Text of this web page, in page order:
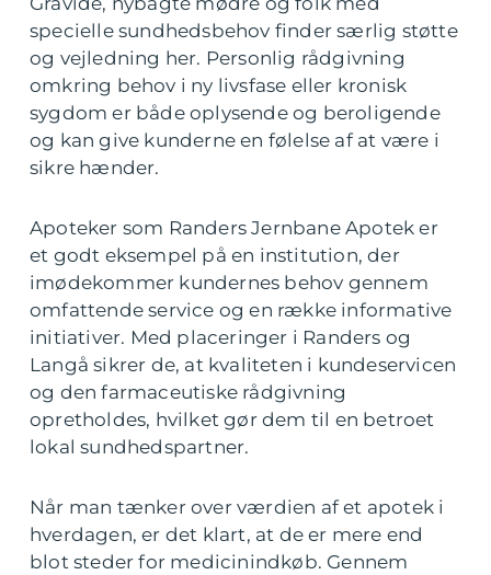
specielle sundhedsbehov finder særlig støtte
og vejledning her. Personlig rådgivning
omkring behov i ny livsfase eller kronisk
sygdom er både oplysende og beroligende
og kan give kunderne en følelse af at være i
sikre hænder.
Apoteker som Randers Jernbane Apotek er
et godt eksempel på en institution, der
imødekommer kundernes behov gennem
omfattende service og en række informative
initiativer. Med placeringer i Randers og
Langå sikrer de, at kvaliteten i kundeservicen
og den farmaceutiske rådgivning
opretholdes, hvilket gør dem til en betroet
lokal sundhedspartner.
Når man tænker over værdien af et apotek i
hverdagen, er det klart, at de er mere end
blot steder for medicinindkøb. Gennem